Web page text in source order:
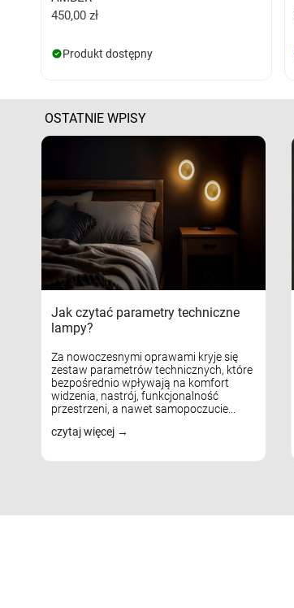
450,00 zł
Produkt dostępny
OSTATNIE WPISY
Jak czytać parametry techniczne
lampy?
Za nowoczesnymi oprawami kryje się
zestaw parametrów technicznych, które
bezpośrednio wpływają na komfort
widzenia, nastrój, funkcjonalność
przestrzeni, a nawet samopoczucie...
czytaj więcej